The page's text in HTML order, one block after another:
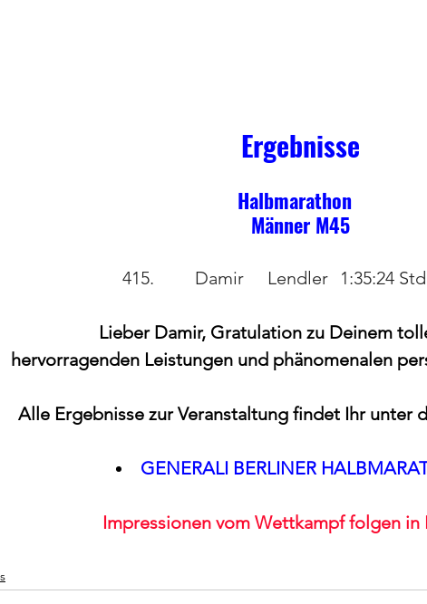
Ergebnisse
Halbmarathon
Männer M45
Lieber Damir, Gratulation zu Deinem
hervorragenden Leistungen und phänomenalen
Alle Ergebnisse zur Veranstaltung findet Ihr unter
GENERALI BERLINER
Impressionen vom Wettkampf folgen in